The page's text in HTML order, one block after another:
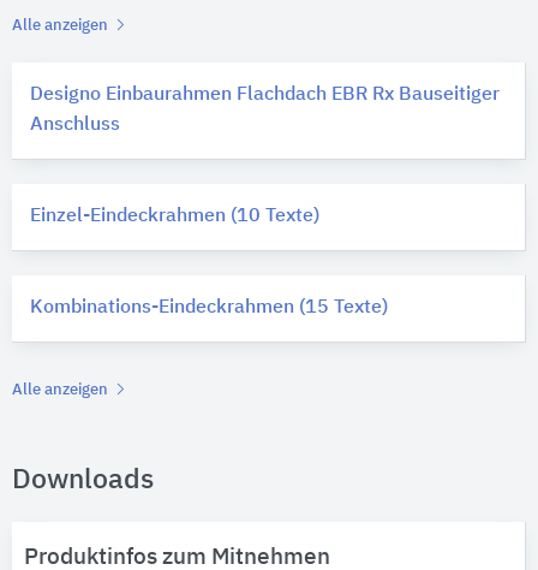
Alle anzeigen
Designo Einbaurahmen Flachdach EBR Rx Bauseitiger
Anschluss
Einzel-Eindeckrahmen (10 Texte)
Kombinations-Eindeckrahmen (15 Texte)
Alle anzeigen
Downloads
Produktinfos zum Mitnehmen